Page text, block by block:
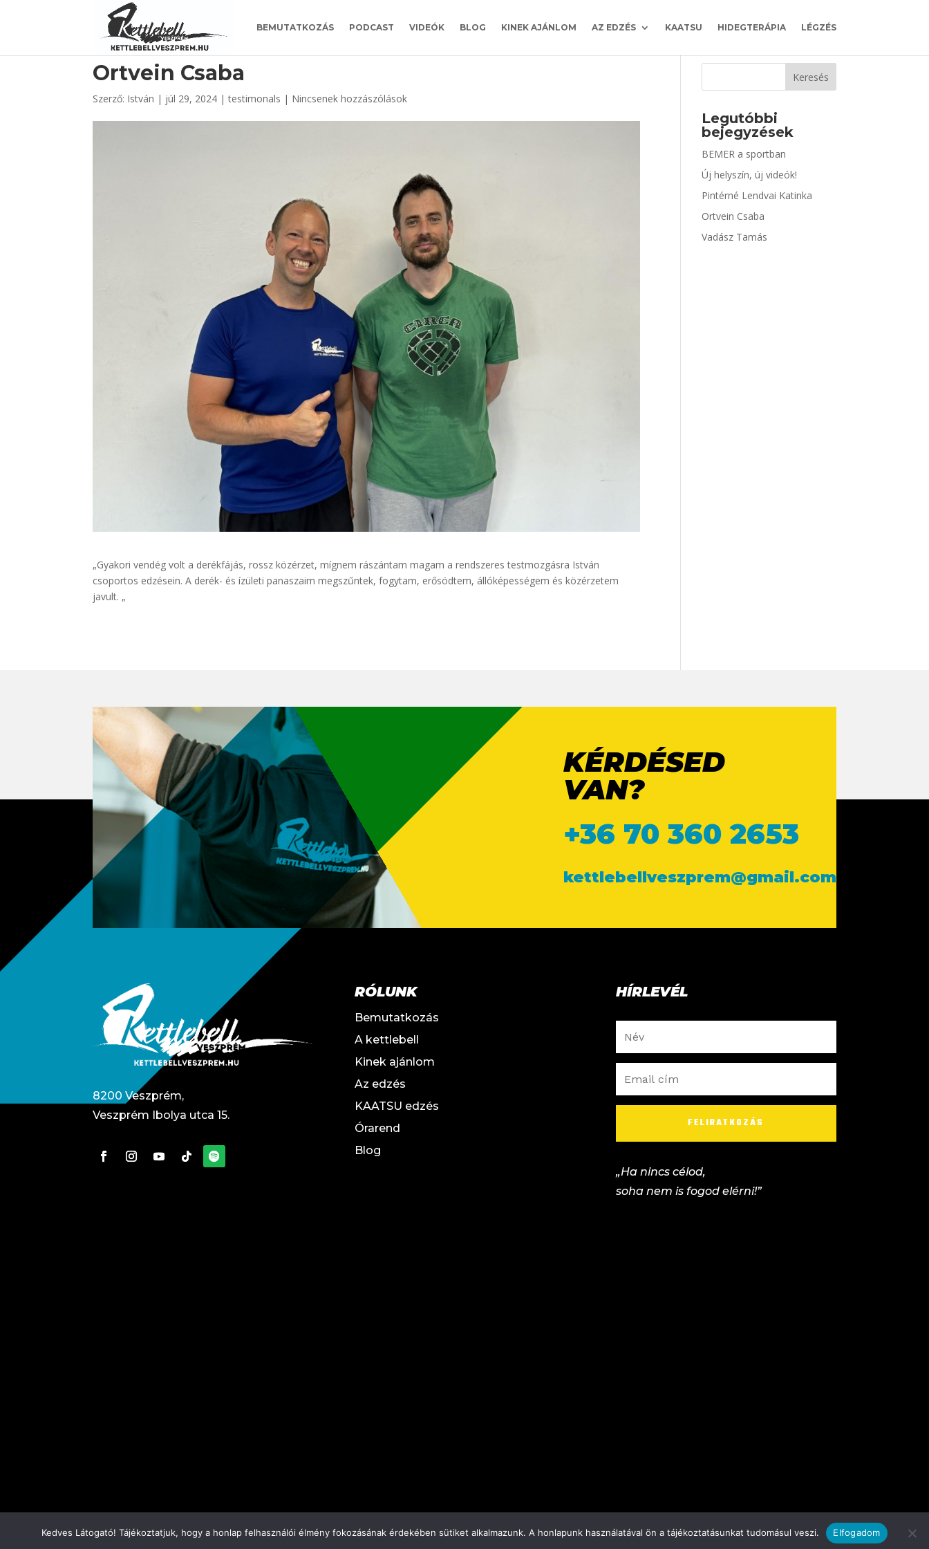
https://www.kettlebellveszprem.hu/
BEMUTATKOZÁS PODCAST VIDEÓK BLOG KINEK AJÁNLOM AZ EDZÉS KAATSU HIDEGTERÁPIA LÉGZÉS
Ortvein Csaba
Szerző: István | júl 29, 2024 |testimonals | Nincsenek hozzászólások
„Gyakori vendég volt a derékfájás, rossz közérzet, mígnem rászántam magam a rendszeres testmozgásra István
csoportos edzésein. A derék- és ízületi panaszaim megszűntek, fogytam, erősödtem, állóképességem és közérzetem
javult. „
Keresés
Legutóbbi
bejegyzések
BEMER a sportban
Új helyszín, új videók!
Pintérné Lendvai Katinka
Ortvein Csaba
Vadász Tamás
KÉRDÉSED
VAN?
+36 70 360 2653
kettlebellveszprem@gmail.com
8200 Veszprém,
Veszprém Ibolya utca 15.
RÓLUNK
Bemutatkozás
A kettlebell
Kinek ajánlom
Az edzés
KAATSU edzés
Órarend
Blog
HÍRLEVÉL
FELIRATKOZÁS
„Ha nincs célod,
soha nem is fogod elérni!”
Kedves Látogató! Tájékoztatjuk, hogy a honlap felhasználói élmény fokozásának érdekében sütiket alkalmazunk. A honlapunk használatával ön a tájékoztatásunkat tudomásul veszi. Elfogadom